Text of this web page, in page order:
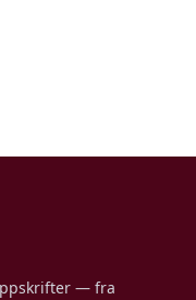
— fra